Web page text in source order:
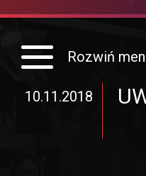
Rozwiń
10.11.2018